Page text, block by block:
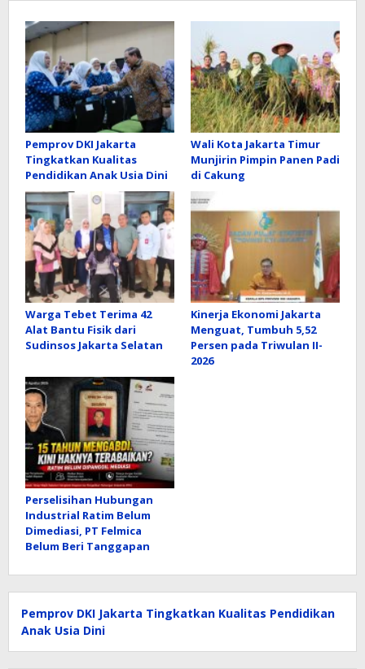
Pemprov DKI Jakarta
Tingkatkan Kualitas
Pendidikan Anak Usia Dini
Wali Kota Jakarta Timur
Munjirin Pimpin Panen Padi
di Cakung
Warga Tebet Terima 42
Alat Bantu Fisik dari
Sudinsos Jakarta Selatan
Kinerja Ekonomi Jakarta
Menguat, Tumbuh 5,52
Persen pada Triwulan II-
2026
Perselisihan Hubungan
Industrial Ratim Belum
Dimediasi, PT Felmica
Belum Beri Tanggapan
Pemprov DKI Jakarta Tingkatkan Kualitas Pendidikan
Anak Usia Dini